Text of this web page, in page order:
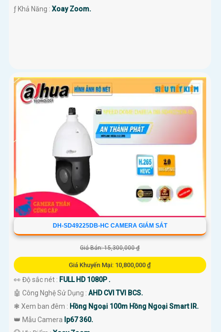
️ƒ Khả Năng : Xoay Zoom.
DH-SD49225DB-HC CAMERA GIÁM SÁT
Giá Bán: 15,300,000 ₫
Giá Khuyến Mại: 10,800,000 ₫
👀 Độ sắc nét : FULL HD 1080P .
🤖️ Công Nghệ Sử Dụng : AHD CVI TVI BCS.
❃ Xem ban đêm : Hồng Ngoại 100m Hồng Ngoại Smart IR.
👑 Mẫu Camera Ip67 360.